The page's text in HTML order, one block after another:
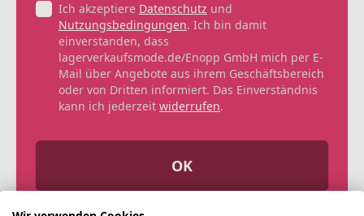
Ich akzeptiere Datenschutz und
Nutzungsbedingungen. Ich bin damit
einverstanden, dass
lagerverkaufsmode.de/Enopp GmbH mich per E-
Mail über Angebote aus ihrem Geschäftsbereich
oder von Dritten informiert. Das Einverständnis
kann ich jederzeit widerrufen.
OK